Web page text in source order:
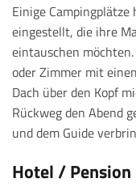
Einige
eingestellt, die ihre
eintauschen
oder Zimmer mit
Dach über den Kopf
Rückweg den Abend
und dem Guide
Hotel / Pension